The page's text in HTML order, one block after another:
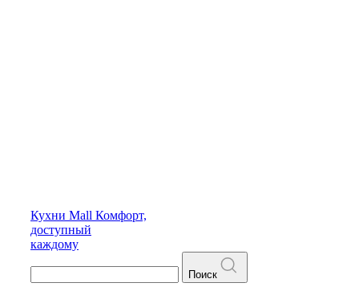
Кухни Mall Комфорт,
доступный
каждому
Поиск